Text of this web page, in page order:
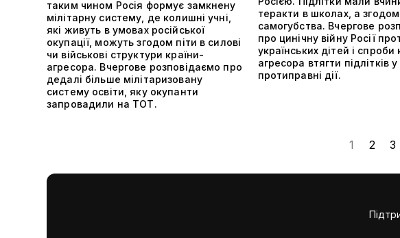
таким чином Росія формує замкнену
мілітарну систему, де колишні учні,
які живуть в умовах російської
окупації, можуть згодом піти в силові
чи військові структури країни-
агресора. Вчергове розповідаємо про
дедалі більше мілітаризовану
систему освіти, яку окупанти
запровадили на ТОТ.
теракти в школах, а згодом
самогубства. Вчергове
про цинічну війну Росії
українських дітей і спроби
агресора втягти підлітків у
протиправні дії.
1 2 3